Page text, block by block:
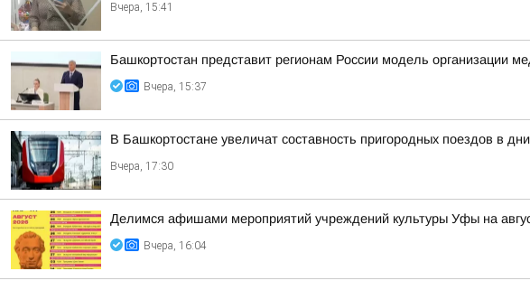
Вчера, 15:41
Башкортостан представит регионам России модель организации
Вчера, 15:37
В Башкортостане увеличат составность пригородных поездов в
Вчера, 17:30
Делимся афишами мероприятий учреждений культуры Уфы на
Вчера, 16:04